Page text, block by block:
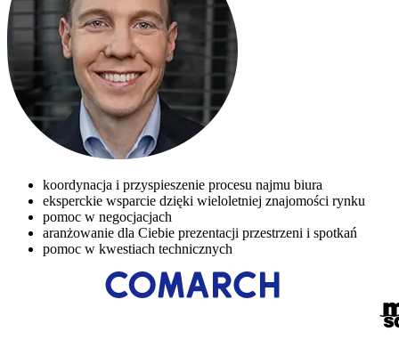
koordynacja i przyspieszenie procesu najmu biura
eksperckie wsparcie dzięki wieloletniej znajomości rynku
pomoc w negocjacjach
aranżowanie dla Ciebie prezentacji przestrzeni i spotkań
pomoc w kwestiach technicznych